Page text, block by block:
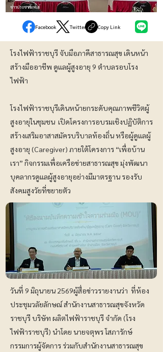
ข่าวประชาสัมพันธ์
Facebook Twitter Copy Link
โรงไฟฟ้าราชบุรี จับมือภาคีสาธารณสุข เดินหน้า
สร้างมืออาชีพ ดูแลผู้สูงอายุ 9 ตำบลรอบโรง
ไฟฟ้า
โรงไฟฟ้าราชบุรีเดินหน้ายกระดับคุณภาพชีวิตผู้
สูงอายุในชุมชน เปิดโครงการอบรมเชิงปฏิบัติการ
สร้างเสริมอาสาสมัครบริบาลท้องถิ่น หรือผู้ดูแลผู้
สูงอายุ (Caregiver) ภายใต้โครงการ “เพื่อบ้าน
เรา” กิจกรรมเพื่อเครือข่ายสาธารณสุข มุ่งพัฒนา
บุคลากรดูแลผู้สูงอายุอย่างมีมาตรฐาน รองรับ
สังคมสูงวัยที่ขยายตัว
วันที่ 9 มิถุนายน 2569ผู้สื่อข่าวรายงานว่า ที่ห้อง
ประชุมวลัยลักษณ์ สำนักงานสาธารณสุขจังหวัด
ราชบุรี บริษัท ผลิตไฟฟ้าราชบุรี จำกัด (โรง
ไฟฟ้าราชบุรี) นำโดย นายจตุพร โสภารักษ์
กรรมการผู้จัดการ ร่วมกับสำนักงานสาธารณสุข